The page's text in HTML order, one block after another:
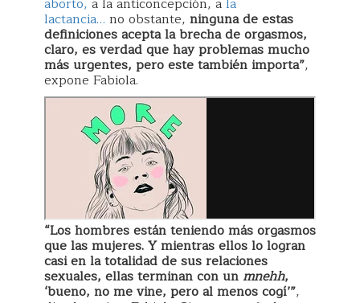
lactancia… no obstante, ninguna de estas
definiciones acepta la brecha de orgasmos,
claro, es verdad que hay problemas mucho
más urgentes, pero este también importa”,
expone Fabiola.
“Los hombres están teniendo más orgasmos
que las mujeres. Y mientras ellos lo logran
casi en la totalidad de sus relaciones
sexuales, ellas terminan con un mnehh,
‘bueno, no me vine, pero al menos cogí’”,